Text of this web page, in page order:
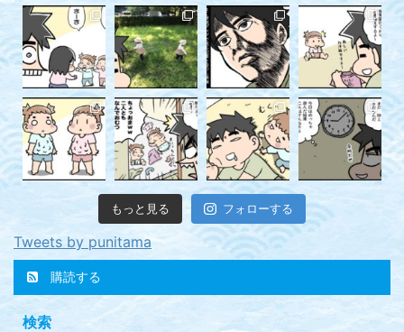
もっと見る フォローする
Tweets by punitama
購読する
検索